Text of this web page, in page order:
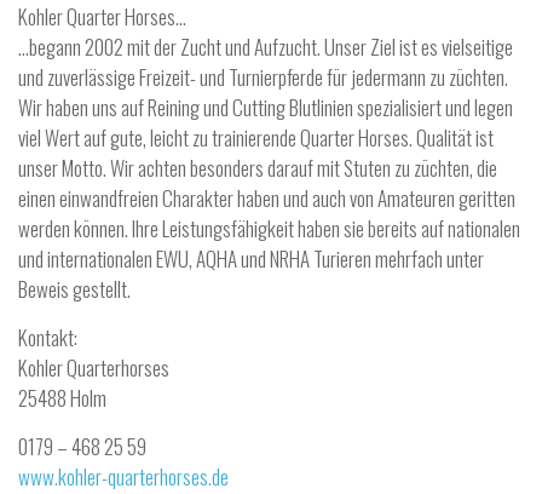
Kohler Quarter Horses…
…begann 2002 mit der Zucht und Aufzucht. Unser Ziel ist es vielseitige
und zuverlässige Freizeit- und Turnierpferde für jedermann zu züchten.
Wir haben uns auf Reining und Cutting Blutlinien spezialisiert und legen
viel Wert auf gute, leicht zu trainierende Quarter Horses. Qualität ist
unser Motto. Wir achten besonders darauf mit Stuten zu züchten, die
einen einwandfreien Charakter haben und auch von Amateuren geritten
werden können. Ihre Leistungsfähigkeit haben sie bereits auf nationalen
und internationalen EWU, AQHA und NRHA Turieren mehrfach unter
Beweis gestellt.
Kontakt:
Kohler Quarterhorses
25488 Holm
0179 – 468 25 59
www.kohler-quarterhorses.de